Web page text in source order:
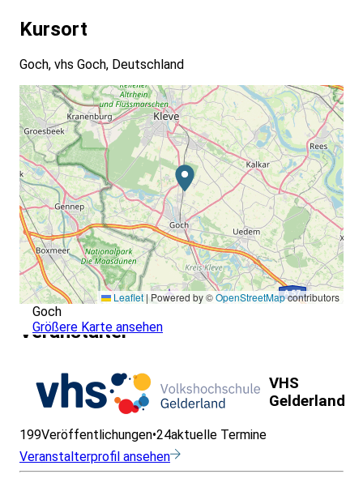
Kursort
Goch, vhs Goch, Deutschland
Leaflet |Powered by ©OpenStreetMapcontributors
Goch
Größere Karte ansehen
Veranstalter
VHS
Gelderland
199Veröffentlichungen•24aktuelle Termine
Veranstalterprofil ansehen